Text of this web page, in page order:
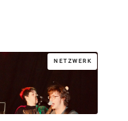
NETZWERK